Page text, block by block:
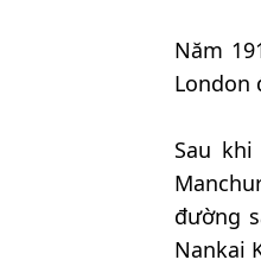
Năm
London
Sau
đường
Nankai